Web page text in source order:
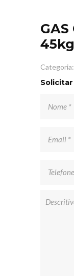
GAS
45kg
Categoria: